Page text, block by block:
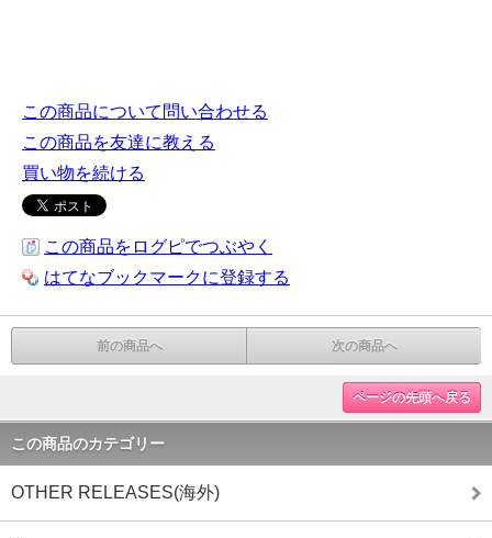
この商品について問い合わせる
この商品を友達に教える
買い物を続ける
この商品をログピでつぶやく
はてなブックマークに登録する
前の商品へ 次の商品へ
ページの先頭へ戻る
この商品のカテゴリー
OTHER RELEASES(海外)